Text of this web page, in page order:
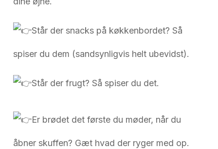
Står der snacks på køkkenbordet? Så
spiser du dem (sandsynligvis helt ubevidst).
Står der frugt? Så spiser du det.
Er brødet det første du møder, når du
åbner skuffen? Gæt hvad der ryger med op.